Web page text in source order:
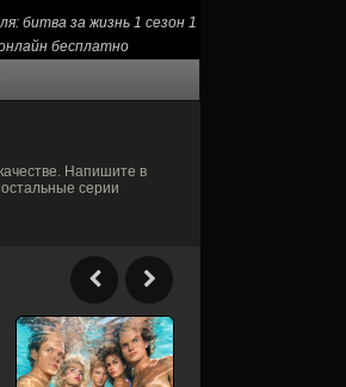
битва за жизнь 1 сезон 1
бесплатно
Напишите в
серии